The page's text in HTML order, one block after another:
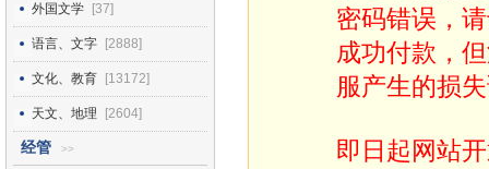
外国文学 [37]
语言、文字 [2888]
文化、教育 [13172]
天文、地理 [2604]
经管 >>
密码错误，
成功付款，
服产生的损
即日起网站